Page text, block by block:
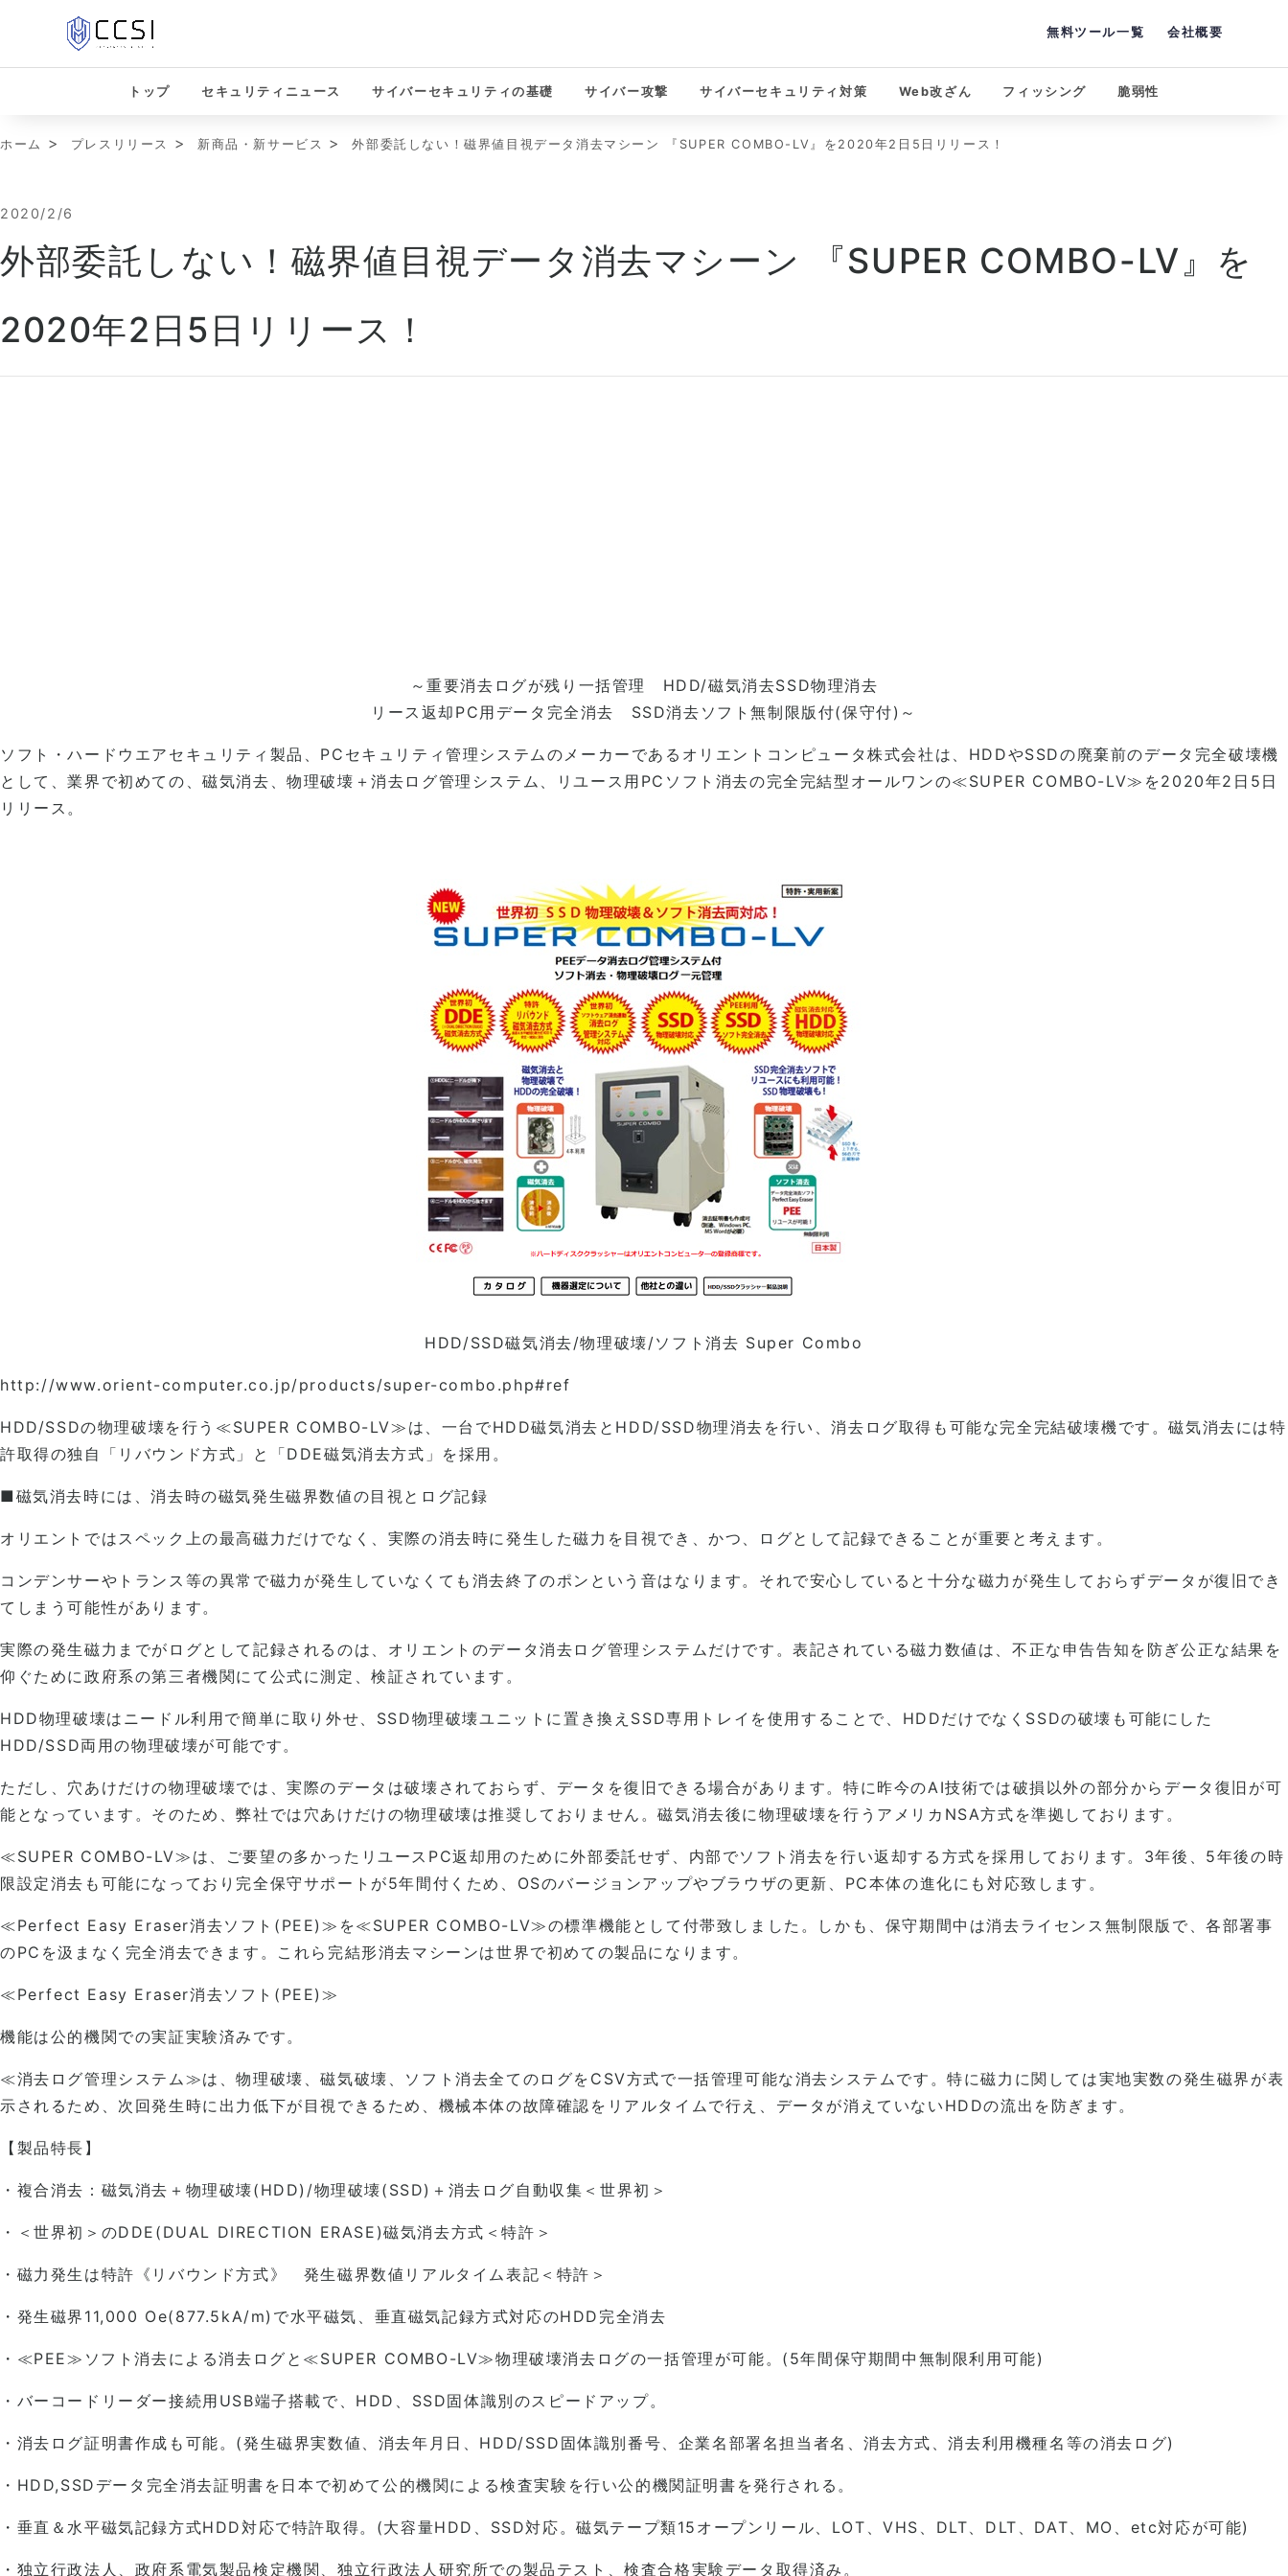
無料ツール一覧 会社概要
トップ セキュリティニュース サイバーセキュリティの基礎 サイバー攻撃 サイバーセキュリティ対策 Web改ざん フィッシング 脆弱性
solutions
ホーム プレスリリース 新商品・新サービス 外部委託しない！磁界値目視データ消去マシーン 『SUPER COMBO-LV』を2020年2日5日リリース！
2020/2/6
外部委託しない！磁界値目視データ消去マシーン 『SUPER COMBO-LV』を
2020年2日5日リリース！
～重要消去ログが残り一括管理 HDD/磁気消去SSD物理消去
リース返却PC用データ完全消去 SSD消去ソフト無制限版付(保守付)～
ソフト・ハードウエアセキュリティ製品、PCセキュリティ管理システムのメーカーであるオリエントコンピュータ株式会社は、HDDやSSDの廃棄前のデータ完全破壊機
として、業界で初めての、磁気消去、物理破壊＋消去ログ管理システム、リユース用PCソフト消去の完全完結型オールワンの≪SUPER COMBO-LV≫を2020年2日5日
リリース。
HDD/SSD磁気消去/物理破壊/ソフト消去 Super Combo
http://www.orient-computer.co.jp/products/super-combo.php#ref
HDD/SSDの物理破壊を行う≪SUPER COMBO-LV≫は、一台でHDD磁気消去とHDD/SSD物理消去を行い、消去ログ取得も可能な完全完結破壊機です。磁気消去には特
許取得の独自「リバウンド方式」と「DDE磁気消去方式」を採用。
■磁気消去時には、消去時の磁気発生磁界数値の目視とログ記録
オリエントではスペック上の最高磁力だけでなく、実際の消去時に発生した磁力を目視でき、かつ、ログとして記録できることが重要と考えます。
コンデンサーやトランス等の異常で磁力が発生していなくても消去終了のポンという音はなります。それで安心していると十分な磁力が発生しておらずデータが復旧でき
てしまう可能性があります。
実際の発生磁力までがログとして記録されるのは、オリエントのデータ消去ログ管理システムだけです。表記されている磁力数値は、不正な申告告知を防ぎ公正な結果を
仰ぐために政府系の第三者機関にて公式に測定、検証されています。
HDD物理破壊はニードル利用で簡単に取り外せ、SSD物理破壊ユニットに置き換えSSD専用トレイを使用することで、HDDだけでなくSSDの破壊も可能にした
HDD/SSD両用の物理破壊が可能です。
ただし、穴あけだけの物理破壊では、実際のデータは破壊されておらず、データを復旧できる場合があります。特に昨今のAI技術では破損以外の部分からデータ復旧が可
能となっています。そのため、弊社では穴あけだけの物理破壊は推奨しておりません。磁気消去後に物理破壊を行うアメリカNSA方式を準拠しております。
≪SUPER COMBO-LV≫は、ご要望の多かったリユースPC返却用のために外部委託せず、内部でソフト消去を行い返却する方式を採用しております。3年後、5年後の時
限設定消去も可能になっており完全保守サポートが5年間付くため、OSのバージョンアップやブラウザの更新、PC本体の進化にも対応致します。
≪Perfect Easy Eraser消去ソフト(PEE)≫を≪SUPER COMBO-LV≫の標準機能として付帯致しました。しかも、保守期間中は消去ライセンス無制限版で、各部署事
のPCを汲まなく完全消去できます。これら完結形消去マシーンは世界で初めての製品になります。
≪Perfect Easy Eraser消去ソフト(PEE)≫
機能は公的機関での実証実験済みです。
≪消去ログ管理システム≫は、物理破壊、磁気破壊、ソフト消去全てのログをCSV方式で一括管理可能な消去システムです。特に磁力に関しては実地実数の発生磁界が表
示されるため、次回発生時に出力低下が目視できるため、機械本体の故障確認をリアルタイムで行え、データが消えていないHDDの流出を防ぎます。
【製品特長】
・複合消去：磁気消去＋物理破壊(HDD)/物理破壊(SSD)＋消去ログ自動収集＜世界初＞
・＜世界初＞のDDE(DUAL DIRECTION ERASE)磁気消去方式＜特許＞
・磁力発生は特許《リバウンド方式》 発生磁界数値リアルタイム表記＜特許＞
・発生磁界11,000 Oe(877.5kA/m)で水平磁気、垂直磁気記録方式対応のHDD完全消去
・≪PEE≫ソフト消去による消去ログと≪SUPER COMBO-LV≫物理破壊消去ログの一括管理が可能。(5年間保守期間中無制限利用可能)
・バーコードリーダー接続用USB端子搭載で、HDD、SSD固体識別のスピードアップ。
・消去ログ証明書作成も可能。(発生磁界実数値、消去年月日、HDD/SSD固体識別番号、企業名部署名担当者名、消去方式、消去利用機種名等の消去ログ)
・HDD,SSDデータ完全消去証明書を日本で初めて公的機関による検査実験を行い公的機関証明書を発行される。
・垂直＆水平磁気記録方式HDD対応で特許取得。(大容量HDD、SSD対応。磁気テープ類15オープンリール、LOT、VHS、DLT、DLT、DAT、MO、etc対応が可能)
・独立行政法人、政府系電気製品検定機関、独立行政法人研究所での製品テスト、検査合格実験データ取得済み。